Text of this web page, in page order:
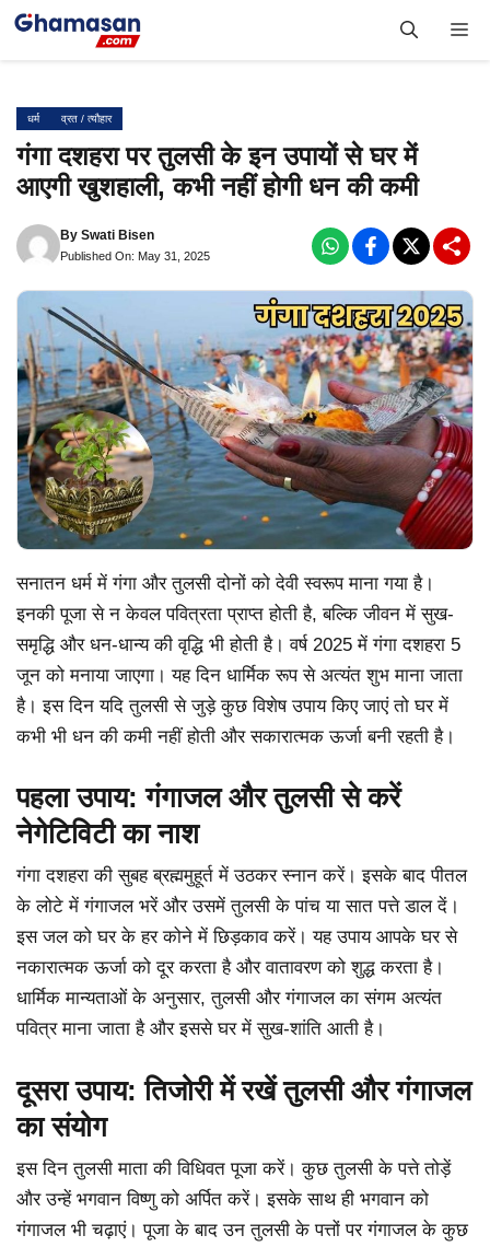
Skip
धर्म व्रत / त्यौहार
गंगा दशहरा पर तुलसी के इन उपायों से घर में
आएगी खुशहाली, कभी नहीं होगी धन की कमी
By Swati Bisen
Published On: May 31, 2025
सनातन धर्म में गंगा और तुलसी दोनों को देवी स्वरूप माना गया है।
इनकी पूजा से न केवल पवित्रता प्राप्त होती है, बल्कि जीवन में सुख-
समृद्धि और धन-धान्य की वृद्धि भी होती है। वर्ष 2025 में गंगा दशहरा 5
जून को मनाया जाएगा। यह दिन धार्मिक रूप से अत्यंत शुभ माना जाता
है। इस दिन यदि तुलसी से जुड़े कुछ विशेष उपाय किए जाएं तो घर में
कभी भी धन की कमी नहीं होती और सकारात्मक ऊर्जा बनी रहती है।
पहला उपाय: गंगाजल और तुलसी से करें
नेगेटिविटी का नाश
गंगा दशहरा की सुबह ब्रह्ममुहूर्त में उठकर स्नान करें। इसके बाद पीतल
के लोटे में गंगाजल भरें और उसमें तुलसी के पांच या सात पत्ते डाल दें।
इस जल को घर के हर कोने में छिड़काव करें। यह उपाय आपके घर से
नकारात्मक ऊर्जा को दूर करता है और वातावरण को शुद्ध करता है।
धार्मिक मान्यताओं के अनुसार, तुलसी और गंगाजल का संगम अत्यंत
पवित्र माना जाता है और इससे घर में सुख-शांति आती है।
दूसरा उपाय: तिजोरी में रखें तुलसी और गंगाजल
का संयोग
इस दिन तुलसी माता की विधिवत पूजा करें। कुछ तुलसी के पत्ते तोड़ें
और उन्हें भगवान विष्णु को अर्पित करें। इसके साथ ही भगवान को
गंगाजल भी चढ़ाएं। पूजा के बाद उन तुलसी के पत्तों पर गंगाजल के कुछ